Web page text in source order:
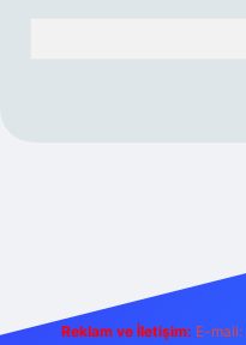
Reklam ve İletişim: E-mail: